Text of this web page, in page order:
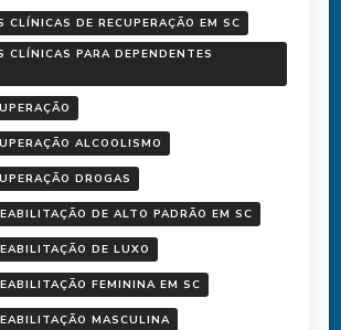
CLÍNICAS DE RECUPERAÇÃO EM SC
CLÍNICAS PARA DEPENDENTES
ALCOOLISMO
DROGAS
DE ALTO PADRÃO EM SC
DE LUXO
FEMININA EM SC
MASCULINA